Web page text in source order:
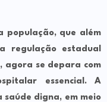
população, que além
regulação estadual
agora se depara com
essencial. A
digna, em meio